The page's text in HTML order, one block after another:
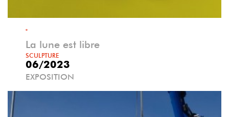
°
La lune est libre
SCULPTURE
06/2023
EXPOSITION